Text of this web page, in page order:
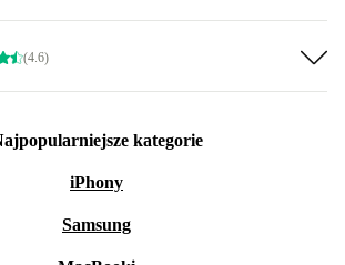
(4.6)
kategorie
iPhony
Samsung